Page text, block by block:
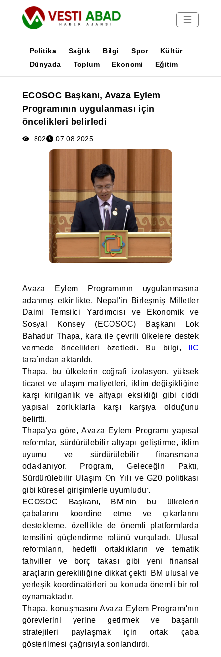
Yayınlar
Medya
Poster
Politika Sağlık Bilgi Spor
Kültür
Dünyada
Toplum Ekonomi Eğitim
ECOSOC Başkanı, Avaza Eylem
Programının uygulanması için
öncelikleri belirledi
802 07.08.2025
Avaza Eylem Programının uygulanmasına
adanmış etkinlikte, Nepal'in Birleşmiş Milletler
Daimi Temsilci Yardımcısı ve Ekonomik ve
Sosyal Konsey (ECOSOC) Başkanı Lok
Bahadur Thapa, kara ile çevrili ülkelere destek
vermede öncelikleri özetledi. Bu bilgi,
IIC
tarafından aktarıldı.
Thapa, bu ülkelerin coğrafi izolasyon, yüksek
ticaret ve ulaşım maliyetleri, iklim değişikliğine
karşı kırılganlık ve altyapı eksikliği gibi ciddi
yapısal zorluklarla karşı karşıya olduğunu
belirtti.
Thapa'ya göre, Avaza Eylem Programı yapısal
reformlar, sürdürülebilir altyapı geliştirme, iklim
uyumu ve sürdürülebilir finansmana
odaklanıyor. Program, Geleceğin Paktı,
Sürdürülebilir Ulaşım On Yılı ve G20 politikası
gibi küresel girişimlerle uyumludur.
ECOSOC Başkanı, BM'nin bu ülkelerin
çabalarını koordine etme ve çıkarlarını
destekleme, özellikle de önemli platformlarda
temsilini güçlendirme rolünü vurguladı. Ulusal
reformların, hedefli ortaklıkların ve tematik
tahviller ve borç takası gibi yeni finansal
araçların gerekliliğine dikkat çekti. BM ulusal ve
yerleşik koordinatörleri bu konuda önemli bir rol
oynamaktadır.
Thapa, konuşmasını Avaza Eylem Programı'nın
görevlerini yerine getirmek ve başarılı
stratejileri paylaşmak için ortak çaba
gösterilmesi çağrısıyla sonlandırdı.